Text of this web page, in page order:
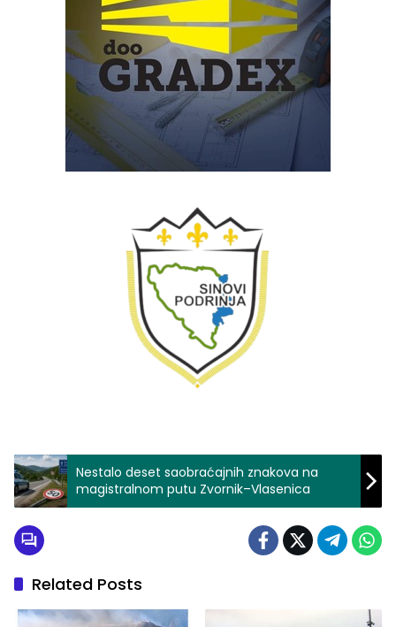
Nestalo deset saobraćajnih znakova na
magistralnom putu Zvornik–Vlasenica
Related Posts